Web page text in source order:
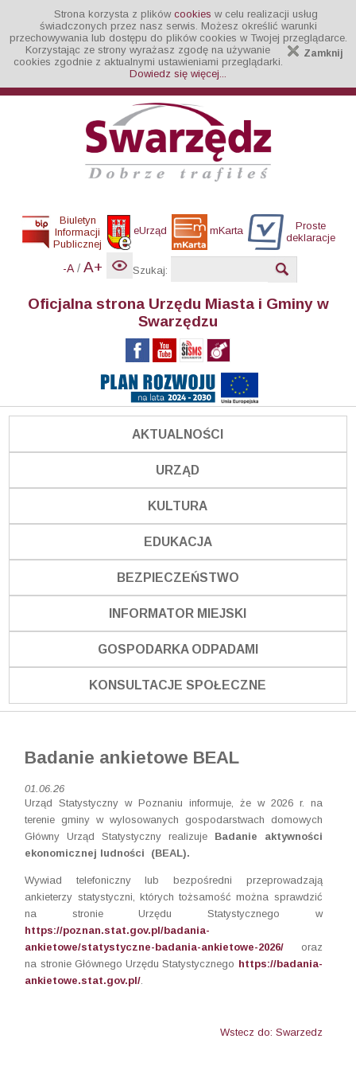
Strona korzysta z plików cookies w celu realizacji usług
świadczonych przez nasz serwis. Możesz określić warunki
przechowywania lub dostępu do plików cookies w Twojej przeglądarce.
Zamknij
Korzystając ze strony wyrażasz zgodę na używanie
cookies zgodnie z aktualnymi ustawieniami przeglądarki.
Dowiedz się więcej...
Biuletyn
Informacji
Publicznej
eUrząd mKarta
Proste
deklaracje
-A / A+ Szukaj:
Oficjalna strona Urzędu Miasta i Gminy w
Swarzędzu
AKTUALNOŚCI
URZĄD
KULTURA
EDUKACJA
BEZPIECZEŃSTWO
INFORMATOR MIEJSKI
GOSPODARKA ODPADAMI
KONSULTACJE SPOŁECZNE
Badanie ankietowe BEAL
01.06.26
Urząd Statystyczny w Poznaniu informuje, że w 2026 r. na
terenie gminy w wylosowanych gospodarstwach domowych
Główny Urząd Statystyczny realizuje Badanie aktywności
ekonomicznej ludności (BEAL).
Wywiad telefoniczny lub bezpośredni przeprowadzają
ankieterzy statystyczni, których tożsamość można sprawdzić
na stronie Urzędu Statystycznego w
https://poznan.stat.gov.pl/badania-
ankietowe/statystyczne-badania-ankietowe-2026/ oraz
na stronie Głównego Urzędu Statystycznego https://badania-
ankietowe.stat.gov.pl/.
Wstecz do: Swarzedz